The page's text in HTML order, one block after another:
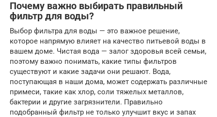
Почему важно выбирать правильный
фильтр для воды?
Выбор фильтра для воды — это важное решение,
которое напрямую влияет на качество питьевой воды в
вашем доме. Чистая вода — залог здоровья всей семьи,
поэтому важно понимать, какие типы фильтров
существуют и какие задачи они решают. Вода,
поступающая в наши дома, может содержать различные
примеси, такие как хлор, соли тяжелых металлов,
бактерии и другие загрязнители. Правильно
подобранный фильтр не только улучшит вкус и запах